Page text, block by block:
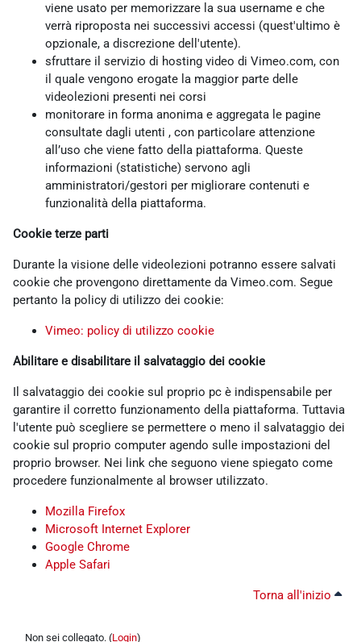
viene usato per memorizzare la sua username e che
verrà riproposta nei successivi accessi (quest'ultimo è
opzionale, a discrezione dell'utente).
sfruttare il servizio di hosting video di Vimeo.com, con
il quale vengono erogate la maggior parte delle
videolezioni presenti nei corsi
monitorare in forma anonima e aggregata le pagine
consultate dagli utenti , con particolare attenzione
all’uso che viene fatto della piattaforma. Queste
informazioni (statistiche) servono agli
amministratori/gestori per migliorare contenuti e
funzionalità della piattaforma.
Cookie terze parti
Durante la visione delle videolezioni potranno essere salvati
cookie che provengono direttamente da Vimeo.com. Segue
pertanto la policy di utilizzo dei cookie:
Vimeo: policy di utilizzo cookie
Abilitare e disabilitare il salvataggio dei cookie
Il salvataggio dei cookie sul proprio pc è indispensabile per
garantire il corretto funzionamento della piattaforma. Tuttavia
l'utente può scegliere se permettere o meno il salvataggio dei
cookie sul proprio computer agendo sulle impostazioni del
proprio browser. Nei link che seguono viene spiegato come
procedere funzionalmente al browser utilizzato.
Mozilla Firefox
Microsoft Internet Explorer
Google Chrome
Apple Safari
Torna all'inizio
Non sei collegato. (Login)